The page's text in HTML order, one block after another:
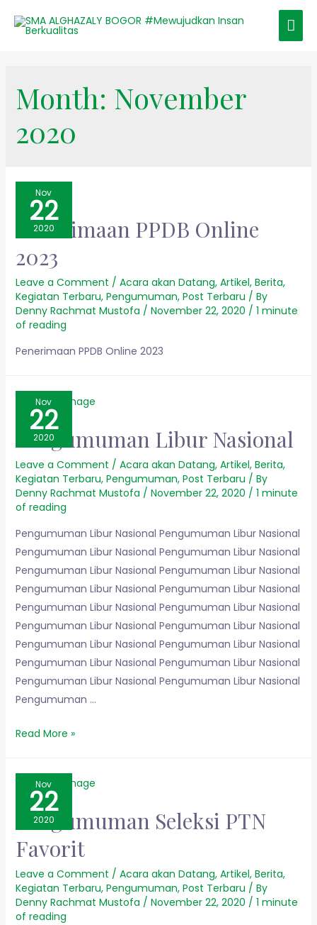
Month: November
2020
Nov
22
2020
Penerimaan PPDB Online
2023
Leave a Comment / Acara akan Datang, Artikel, Berita,
Kegiatan Terbaru, Pengumuman, Post Terbaru / By
Denny Rachmat Mustofa / November 22, 2020 / 1 minute
of reading
Penerimaan PPDB Online 2023
Nov
22
2020
Pengumuman Libur Nasional
Leave a Comment / Acara akan Datang, Artikel, Berita,
Kegiatan Terbaru, Pengumuman, Post Terbaru / By
Denny Rachmat Mustofa / November 22, 2020 / 1 minute
of reading
Pengumuman Libur Nasional Pengumuman Libur Nasional
Pengumuman Libur Nasional Pengumuman Libur Nasional
Pengumuman Libur Nasional Pengumuman Libur Nasional
Pengumuman Libur Nasional Pengumuman Libur Nasional
Pengumuman Libur Nasional Pengumuman Libur Nasional
Pengumuman Libur Nasional Pengumuman Libur Nasional
Pengumuman Libur Nasional Pengumuman Libur Nasional
Pengumuman Libur Nasional Pengumuman Libur Nasional
Pengumuman Libur Nasional Pengumuman Libur Nasional
Pengumuman …
Read More »
Nov
22
2020
Pengumuman Seleksi PTN
Favorit
Leave a Comment / Acara akan Datang, Artikel, Berita,
Kegiatan Terbaru, Pengumuman, Post Terbaru / By
Denny Rachmat Mustofa / November 22, 2020 / 1 minute
of reading